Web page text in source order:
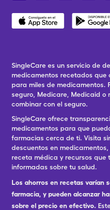
SingleCare es un servicio de
medicamentos recetados que
para miles de medicamentos.
seguro, Medicare, Medicaid o
combinar con el seguro.
SingleCare ofrece
medicamentos para que
farmacias cerca de ti. Visita
descuentos en
receta médica y recursos que
informadas sobre tu salud.
Los ahorros en recetas varían
farmacia, y pueden alcanzar
sobre el precio en efectivo.